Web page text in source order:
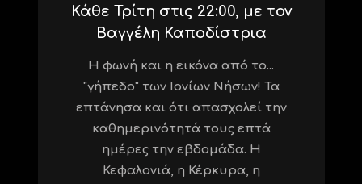
Κάθε Τρίτη στις 22:00, με τον
Βαγγέλη Καποδίστρια
Η φωνή και η εικόνα από το...
"γήπεδο" των Ιονίων Νήσων! Τα
επτάνησα και ότι απασχολεί την
καθημερινότητά τους επτά
ημέρες την εβδομάδα. Η
Κεφαλονιά, η Κέρκυρα, η